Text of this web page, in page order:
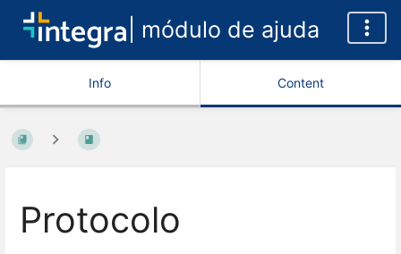
| módulo de ajuda
Info Content
Protocolo